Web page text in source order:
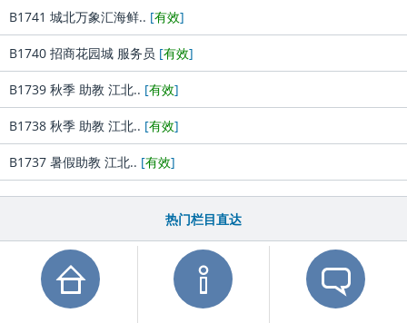
B1741 城北万象汇海鲜.. [有效]
B1740 招商花园城 服务员 [有效]
B1739 秋季 助教 江北.. [有效]
B1738 秋季 助教 江北.. [有效]
B1737 暑假助教 江北.. [有效]
热门栏目直达